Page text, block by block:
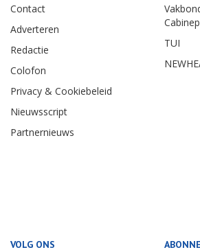
Contact
Adverteren
Redactie
Colofon
Privacy & Cookiebeleid
Nieuwsscript
Partnernieuws
TUI
VOLG ONS